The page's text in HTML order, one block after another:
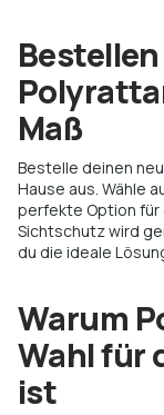
Maß
Bestelle deinen
Hause aus. Wähle
perfekte Option für
Sichtschutz wird
du die ideale
Warum
Wahl für
ist